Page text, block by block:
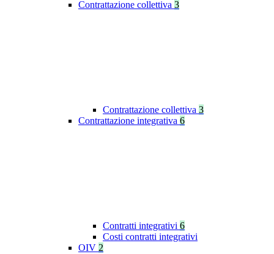
Contrattazione collettiva 3
Contrattazione collettiva 3
Contrattazione integrativa 6
Contratti integrativi 6
Costi contratti integrativi
OIV 2